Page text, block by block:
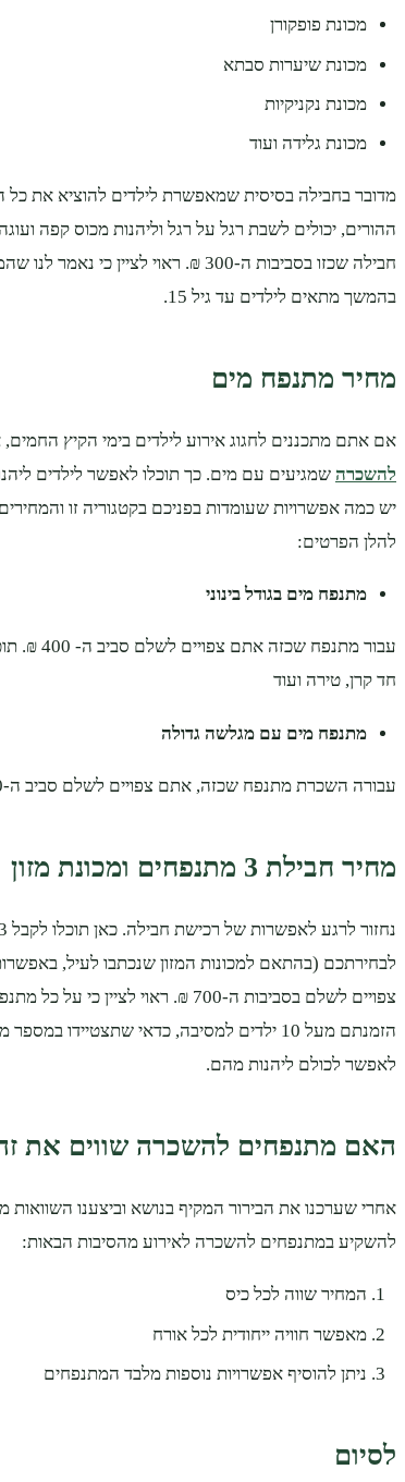
מכונת פופקורן
מכונת שיערות סבתא
מכונת נקניקיות
מכונת גלידה ועוד
מדובר בחבילה בסיסית שמאפשרת לילדים להוציא את
ההורים, יכולים לשבת רגל על רגל וליהנות מכוס קפה
חבילה שכזו בסביבות ה-300 ₪. ראוי לציין
בהמשך מתאים לילדים עד גיל 15.
מחיר מתנפח מים
אם אתם מתכננים לחגוג אירוע לילדים בימי הקיץ
להשכרה שמגיעים עם מים. כך תוכלו לאפשר לילדים
יש כמה אפשרויות שעומדות בפניכם בקטגוריה זו
להלן הפרטים:
מתנפח מים בגודל בינוני
עבור
חד קרן, טירה ועוד
מתנפח מים עם מגלשה גדולה
עבורה השכרת מתנפח שכזה, אתם צפויים לשלם סביב ה-500 ₪.
מחיר חבילת 3 מתנפחים ומכונת מזון
לבחירתכם (בהתאם למכונות המזון שנכתבו לעיל,
הזמנתם מעל 10 ילדים למסיבה, כדאי שתצטיידו
לאפשר לכולם ליהנות מהם.
האם מתנפחים להשכרה שווים את
אחרי שערכנו את הבירור המקיף בנושא וביצענו השוואות
להשקיע במתנפחים להשכרה לאירוע מהסיבות הבאות:
המחיר שווה לכל כיס
מאפשר חוויה ייחודית לכל אורח
ניתן להוסיף אפשרויות נוספות מלבד המתנפחים
לסיום